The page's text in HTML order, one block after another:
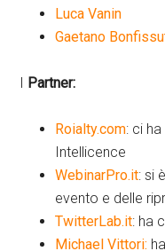
Luca Vanin
Gaetano
I Partner:
Roialty.com: ci
Intellicence
WebinarPro.it: si
evento e delle
TwitterLab.it: ha
Michael Vittori: